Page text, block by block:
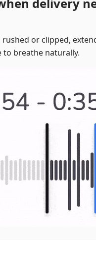
delivery
or clipped,
to breathe naturally.